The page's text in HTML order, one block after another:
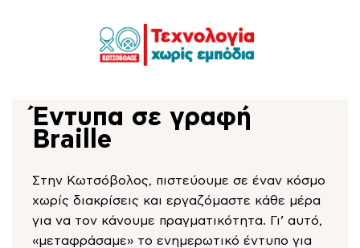
Έντυπα σε γραφή
Braille
Στην Κωτσόβολος, πιστεύουμε σε έναν κόσμο
χωρίς διακρίσεις και εργαζόμαστε κάθε μέρα
για να τον κάνουμε πραγματικότητα. Γι’ αυτό,
«μεταφράσαμε» το ενημερωτικό έντυπο για